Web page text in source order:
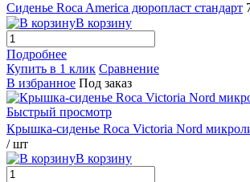
Сиденье Roca America дюропласт стандарт
В корзину
Подробнее
Купить в 1 клик Сравнение
В избранное Под заказ
Быстрый просмотр
Крышка-сиденье Roca Victoria Nord
/ шт
В корзину